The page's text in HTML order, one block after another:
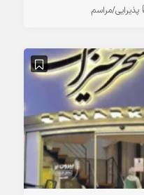
پذیرایی/مراسم